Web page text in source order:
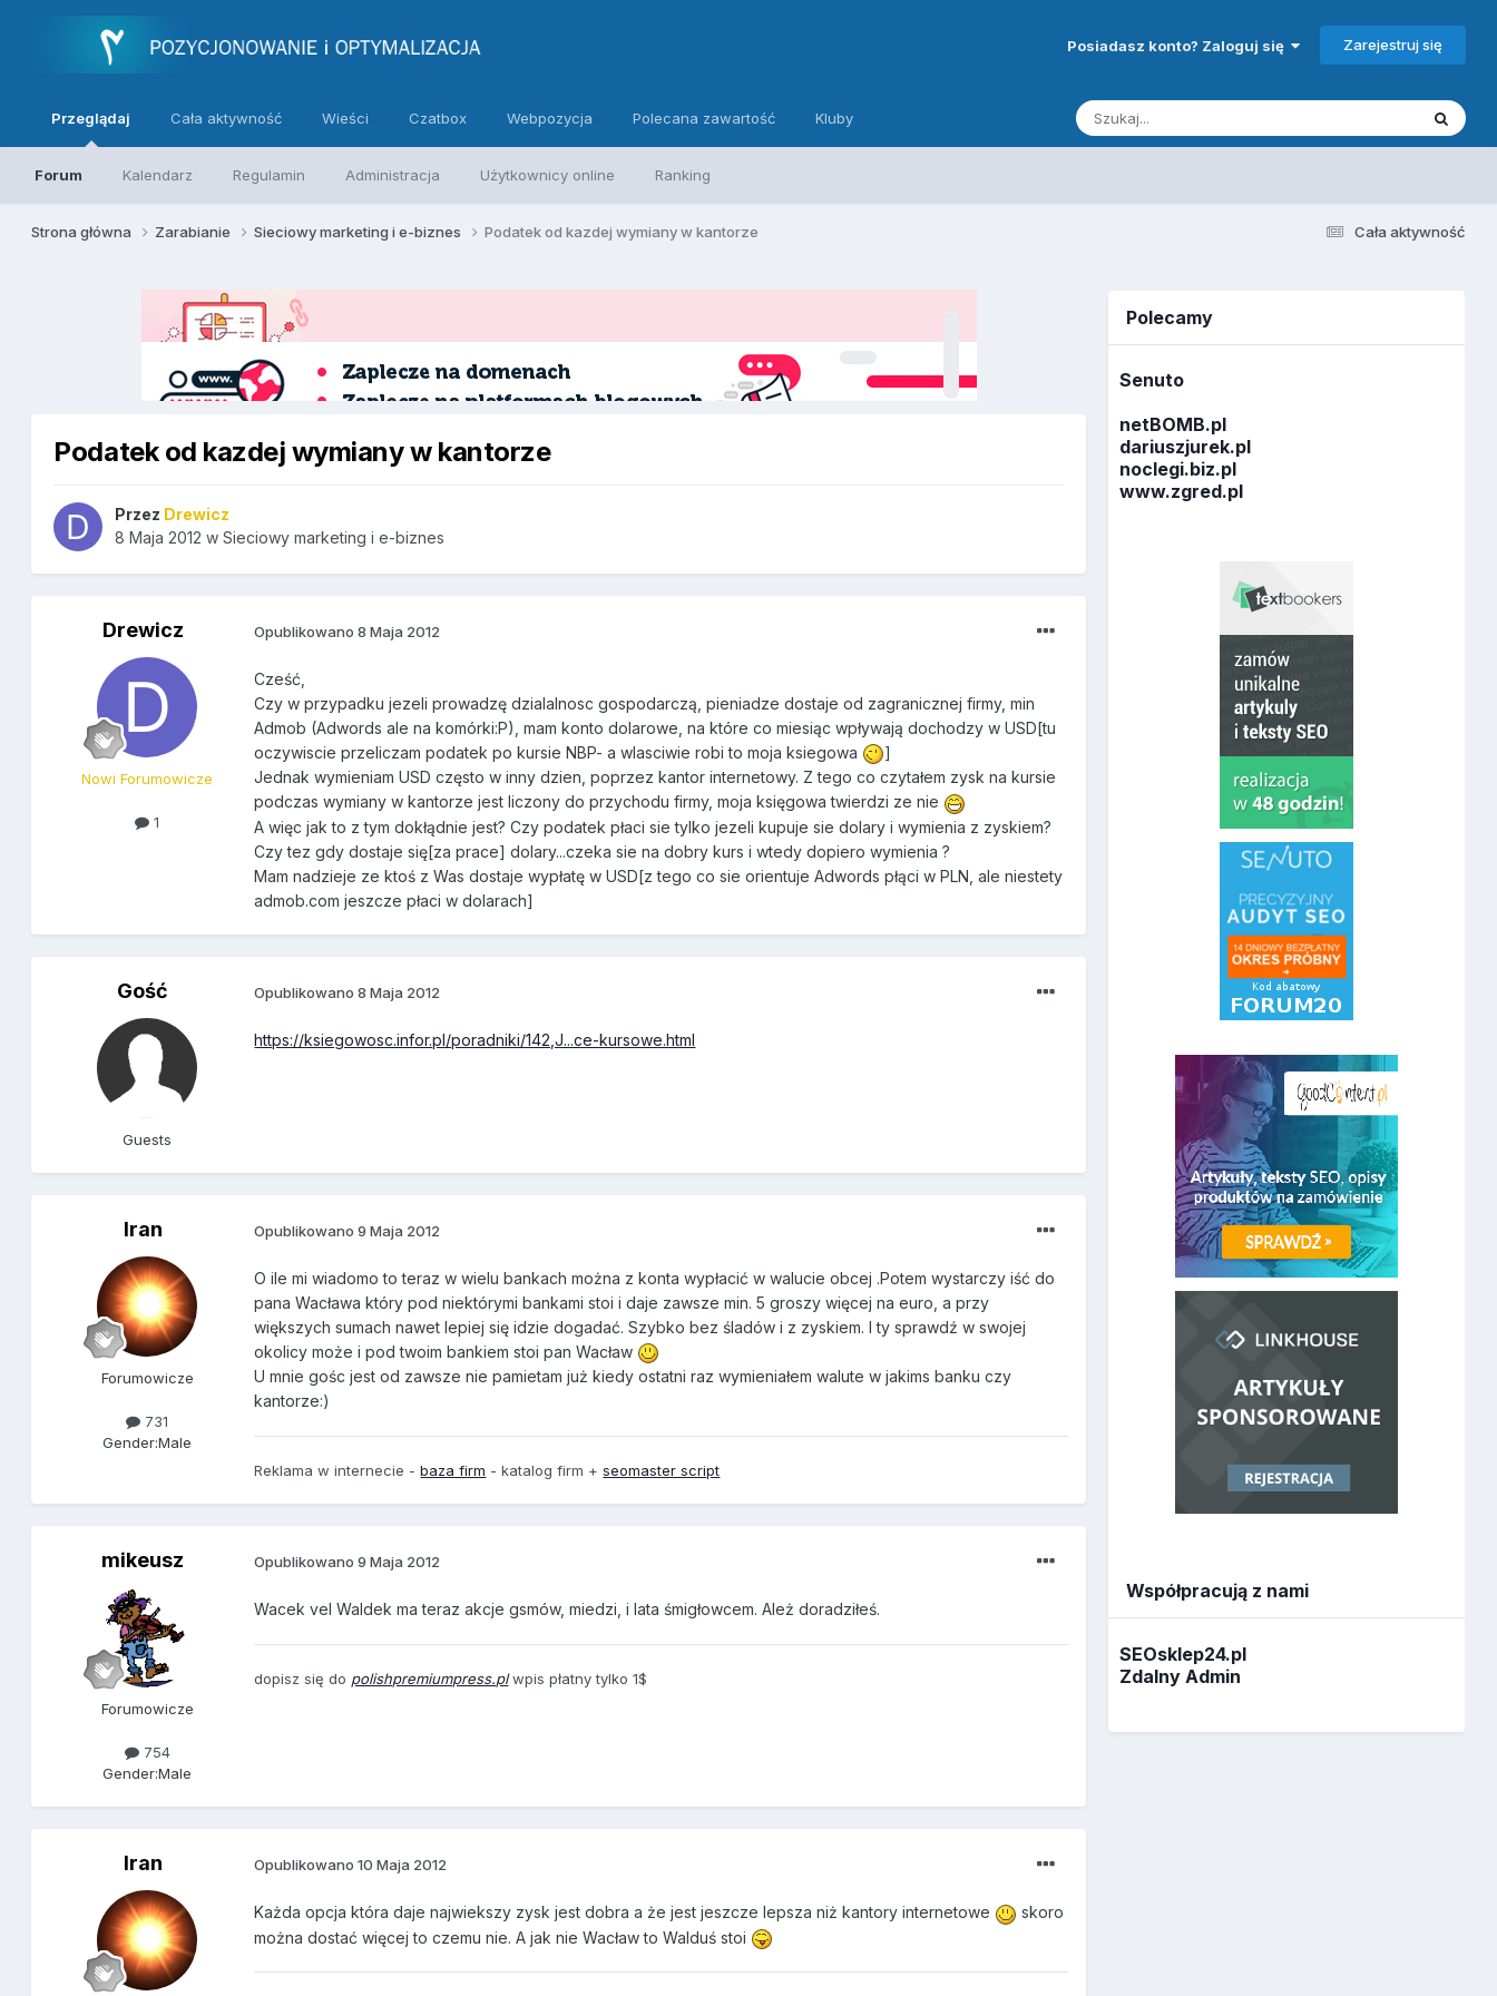
Posiadasz konto? Zaloguj się Zarejestruj się
Przeglądaj
Forum Kalendarz Regulamin Administracja Użytkownicy online Ranking
Cała aktywność Wieści Czatbox Webpozycja Polecana zawartość Kluby
Cała aktywność
Strona główna Zarabianie Sieciowy marketing i e-biznes Podatek od kazdej wymiany w kantorze
Podatek od kazdej wymiany w kantorze
Przez Drewicz
8 Maja 2012 wSieciowy marketing i e-biznes
Drewicz
Nowi Forumowicze
1
Opublikowano8 Maja 2012
Cześć,
Czy w przypadku jezeli prowadzę dzialalnosc gospodarczą, pieniadze dostaje od zagranicznej firmy, min
Admob (Adwords ale na komórki:P), mam konto dolarowe, na które co miesiąc wpływają dochodzy w USD[tu
oczywiscie przeliczam podatek po kursie NBP- a wlasciwie robi to moja ksiegowa
]
Jednak wymieniam USD często w inny dzien, poprzez kantor internetowy. Z tego co czytałem zysk na kursie
podczas wymiany w kantorze jest liczony do przychodu firmy, moja księgowa twierdzi ze nie
A więc jak to z tym dokłądnie jest? Czy podatek płaci sie tylko jezeli kupuje sie dolary i wymienia z zyskiem?
Czy tez gdy dostaje się[za prace] dolary...czeka sie na dobry kurs i wtedy dopiero wymienia ?
Mam nadzieje ze ktoś z Was dostaje wypłatę w USD[z tego co sie orientuje Adwords płąci w PLN, ale niestety
admob.com jeszcze płaci w dolarach]
Gość
Guests
Opublikowano8 Maja 2012
https://ksiegowosc.infor.pl/poradniki/142,J...ce-kursowe.html
Iran
Forumowicze
731
Gender:Male
Opublikowano9 Maja 2012
O ile mi wiadomo to teraz w wielu bankach można z konta wypłacić w walucie obcej .Potem wystarczy iść do
pana Wacława który pod niektórymi bankami stoi i daje zawsze min. 5 groszy więcej na euro, a przy
większych sumach nawet lepiej się idzie dogadać. Szybko bez śladów i z zyskiem. I ty sprawdź w swojej
okolicy może i pod twoim bankiem stoi pan Wacław
U mnie gośc jest od zawsze nie pamietam już kiedy ostatni raz wymieniałem walute w jakims banku czy
kantorze:)
Reklama w internecie -baza firm - katalog firm +seomaster script
mikeusz
Forumowicze
754
Gender:Male
Opublikowano9 Maja 2012
Wacek vel Waldek ma teraz akcje gsmów, miedzi, i lata śmigłowcem. Ależ doradziłeś.
dopisz się do polishpremiumpress.plwpis płatny tylko 1$
Iran Opublikowano10 Maja 2012
Każda opcja która daje najwiekszy zysk jest dobra a że jest jeszcze lepsza niż kantory internetowe
skoro
można dostać więcej to czemu nie. A jak nie Wacław to Walduś stoi
Polecamy
Senuto
netBOMB.pl
dariuszjurek.pl
noclegi.biz.pl
www.zgred.pl
Współpracują z nami
SEOsklep24.pl
Zdalny Admin